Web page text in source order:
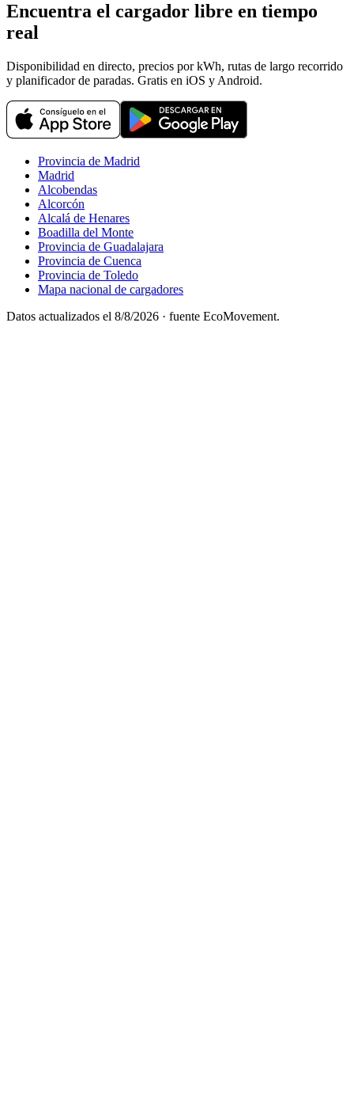
Encuentra el cargador libre en tiempo
real
Disponibilidad en directo, precios por kWh, rutas de largo recorrido
y planificador de paradas. Gratis en iOS y Android.
Provincia de Madrid
Madrid
Alcobendas
Alcorcón
Alcalá de Henares
Boadilla del Monte
Provincia de Guadalajara
Provincia de Cuenca
Provincia de Toledo
Mapa nacional de cargadores
Datos actualizados el 8/8/2026 · fuente EcoMovement.